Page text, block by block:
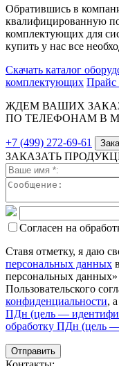
Обратившись в
квалифицированную
комплектующих для
купить у нас все
Скачать каталог
комплектующих Прайс
ЖДЕМ ВАШИХ
ПО ТЕЛЕФОНАМ В
+7 (499) 272-69-61
ЗАКАЗАТЬ
Согласен на
Ставя отметку, я даю
персональных данных
персональных
Пользовательского
конфиденциальности,
ПДн (цель —
обработку ПДн (цель —